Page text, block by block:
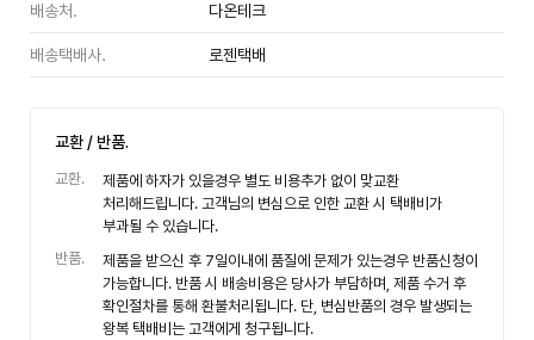
배송처. 다온테크
배송택배사. 로젠택배
교환 / 반품.
교환.
제품에 하자가 있을경우 별도 비용추가 없이 맞교환
처리해드립니다. 고객님의 변심으로 인한 교환 시 택배비가
부과될 수 있습니다.
반품.
제품을 받으신 후 7일이내에 품질에 문제가 있는경우 반품신청이
가능합니다. 반품 시 배송비용은 당사가 부담하며, 제품 수거 후
확인절차를 통해 환불처리됩니다. 단, 변심반품의 경우 발생되는
왕복 택배비는 고객에게 청구됩니다.